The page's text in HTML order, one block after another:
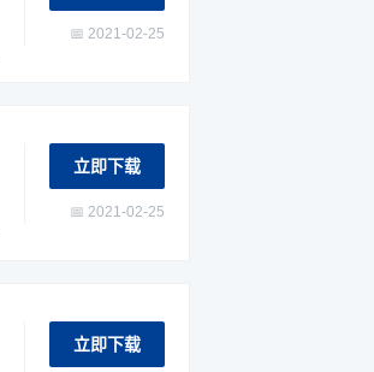
📅 2021-02-25
立即下载
📅 2021-02-25
立即下载